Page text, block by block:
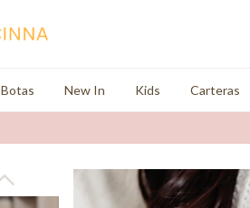
Botas New In Kids Carteras